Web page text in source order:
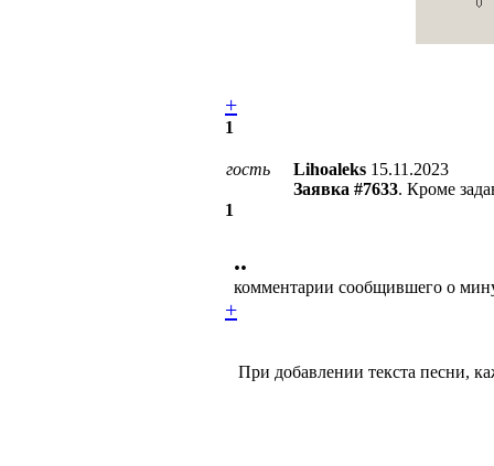
+
1
гость Lihoaleks 15.11.2023
Заявка #7633. Кроме
1
••
комментарии сообщившего о
+
При добавлении текста песни,